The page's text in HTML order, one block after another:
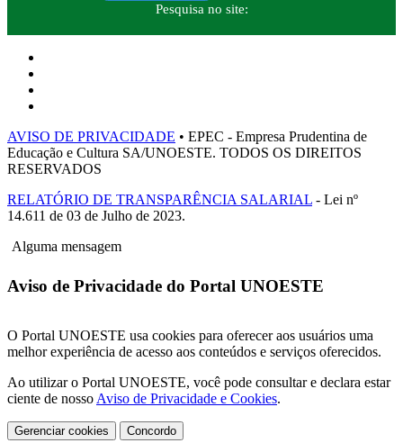
Pesquisa no site:
AVISO DE PRIVACIDADE • EPEC - Empresa Prudentina de
Educação e Cultura SA/UNOESTE. TODOS OS DIREITOS
RESERVADOS
RELATÓRIO DE TRANSPARÊNCIA SALARIAL - Lei nº
14.611 de 03 de Julho de 2023.
Alguma mensagem
Aviso de Privacidade do Portal UNOESTE
O Portal UNOESTE usa cookies para oferecer aos usuários uma
melhor experiência de acesso aos conteúdos e serviços oferecidos.
Ao utilizar o Portal UNOESTE, você pode consultar e declara estar
ciente de nosso Aviso de Privacidade e Cookies.
Gerenciar cookies Concordo